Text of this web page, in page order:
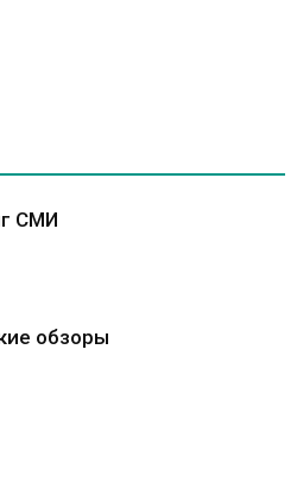
СМИ
обзоры